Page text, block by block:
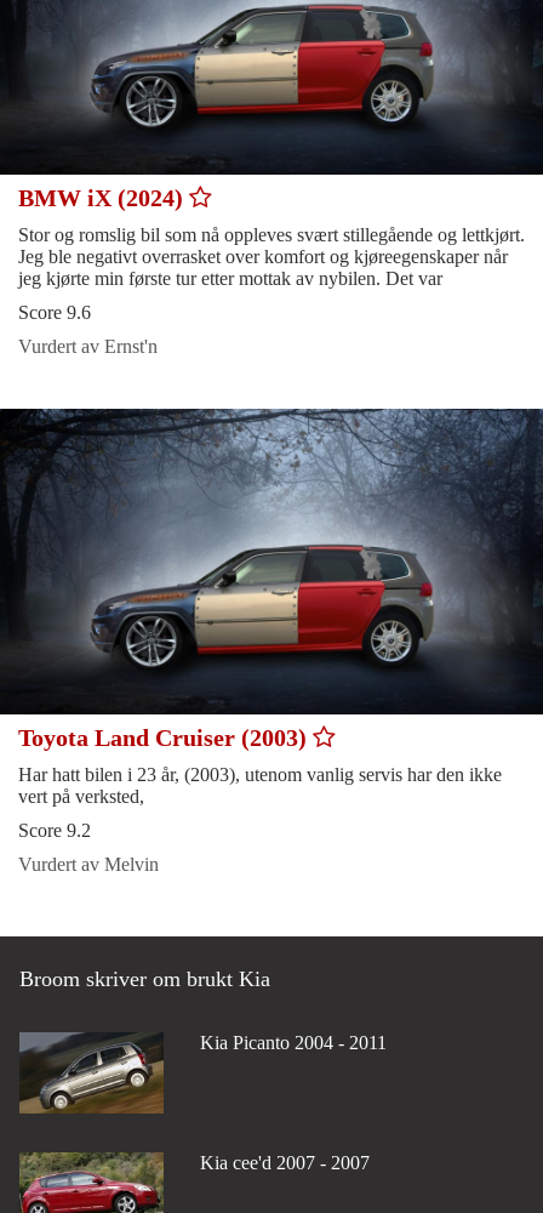
BMW iX (2024)
Stor og romslig bil som nå oppleves svært stillegående og lettkjørt.
Jeg ble negativt overrasket over komfort og kjøreegenskaper når
jeg kjørte min første tur etter mottak av nybilen. Det var
Score 9.6
Vurdert av Ernst'n
Toyota Land Cruiser (2003)
Har hatt bilen i 23 år, (2003), utenom vanlig servis har den ikke
vert på verksted,
Score 9.2
Vurdert av Melvin
Broom skriver om brukt Kia
Kia Picanto 2004 - 2011
Kia cee'd 2007 - 2007